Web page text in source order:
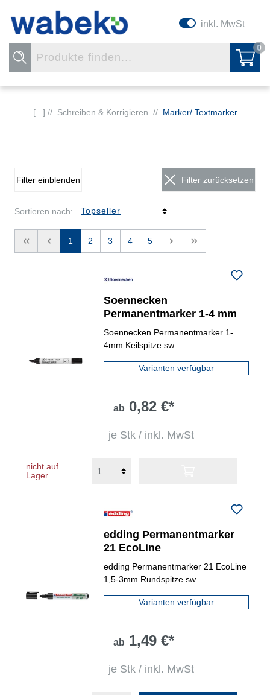
inkl. MwSt
0
[...] // Schreiben & Korrigieren // Marker/ Textmarker
Filter einblenden Filter zurücksetzen
Sortieren nach:
<< < 1 2 3 4 5 > >>
Soennecken
Permanentmarker 1-4 mm
Soennecken Permanentmarker 1-
4mm Keilspitze sw
Varianten verfügbar
ab 0,82 €*
je Stk / inkl. MwSt
nicht auf
Lager
edding Permanentmarker
21 EcoLine
edding Permanentmarker 21 EcoLine
1,5-3mm Rundspitze sw
Varianten verfügbar
ab 1,49 €*
je Stk / inkl. MwSt